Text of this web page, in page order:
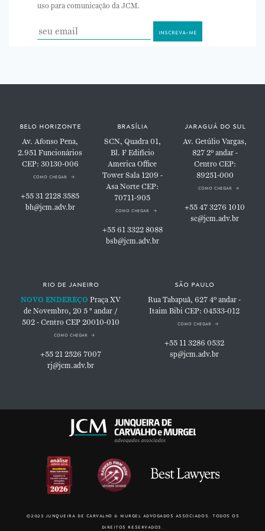
uso para comunicação da JCM.
belo horizonte
Av. Afonso Pena,
2.951Funcionários
CEP: 30130-006
como chegar
+55 31 2128 3585
bh@jcm.adv.br
brasília
SCN, Quadra 01,
Bl. FEdifício
America Office
TowerSala 1209 -
Asa NorteCEP:
70711-905
como chegar
+55 61 3322 8088
bsb@jcm.adv.br
jaraguá do sul
Av. Getúlio Vargas,
8272º andar -
Centro CEP:
89251-000
como chegar
+55 47 3276 1010
sc@jcm.adv.br
rio de janeiro
NOVO ENDEREÇO Praça XV
de Novembro, 20 5 ° andar /
502 - Centro CEP 20010-010
como chegar
+55 21 2526 7007
rj@jcm.adv.br
são paulo
Rua Tabapuã, 6274º andar -
Itaim BibiCEP: 04533-012
como chegar
+55 11 3286 0532
sp@jcm.adv.br
©2023 junqueira de carvalho & murgel advogados associados. todos os
direitos reservados.